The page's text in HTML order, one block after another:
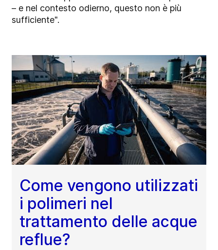
– e nel contesto odierno, questo non è più
sufficiente".
Come vengono utilizzati
i polimeri nel
trattamento delle acque
reflue?